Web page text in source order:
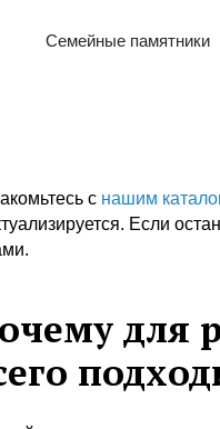
Семейные памятники
с нашим
Если
для